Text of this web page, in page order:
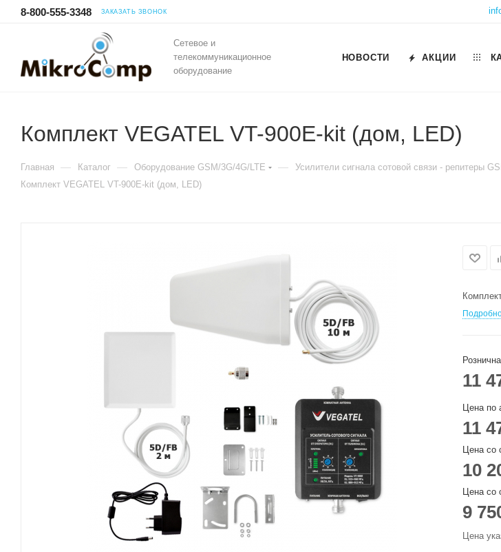
8-800-555-3348 ЗАКАЗАТЬ ЗВОНОК
Сетевое и
телекоммуникационное
оборудование
НОВОСТИ АКЦИИ
Комплект VEGATEL VT-900E-kit (дом, LED)
Главная — Каталог — Оборудование GSM/3G/4G/LTE — Усилители сигнала сотовой связи - репитеры
Комплект VEGATEL VT-900E-kit (дом, LED)
11
Цена по
11
Цена со
10
Цена со
9
Цена